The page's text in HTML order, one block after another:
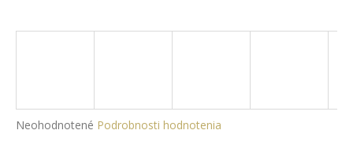
Priemerné
Neohodnotené Podrobnosti hodnotenia
j
?